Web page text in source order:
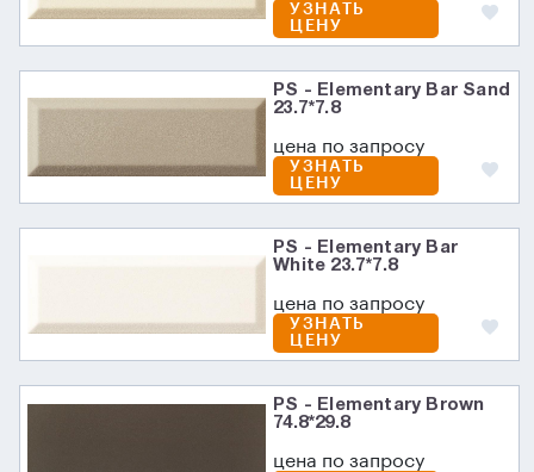
УЗНАТЬ
ЦЕНУ
PS - Elementary Bar Sand
23.7*7.8
цена по запросу
УЗНАТЬ
ЦЕНУ
PS - Elementary Bar
White 23.7*7.8
цена по запросу
УЗНАТЬ
ЦЕНУ
PS - Elementary Brown
74.8*29.8
цена по запросу